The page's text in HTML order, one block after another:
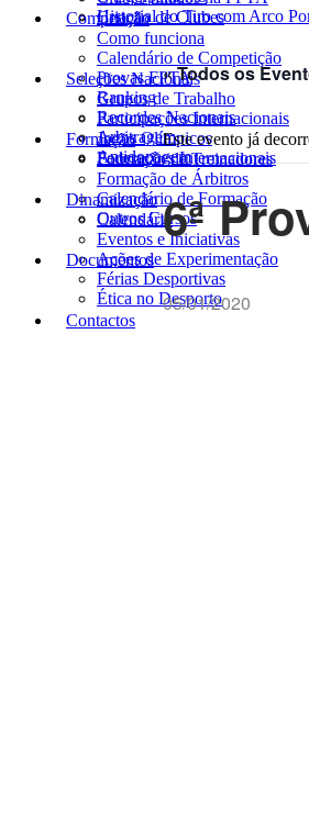
Historial do Tiro com Arco
Criação de Clubes
Competição
Como funciona
Calendário de Competição
Provas FPTA
Ranking
Recordes Nacionais
Arbitragem
Antidopagem
Seleções Nacionais
Grupos de Trabalho
Participações Internacionais
Jogos Olímpicos
Federações Internacionais
Formação
Formação de Treinadores
Formação de Árbitros
Calendário de Formação
Outros Cursos
Dinamização
Calendário
Eventos e Iniciativas
Ações de Experimentação
Férias Desportivas
Ética no Desporto
Documentos
Contactos
« Todos os
Este evento já
6ª
05/01/2020